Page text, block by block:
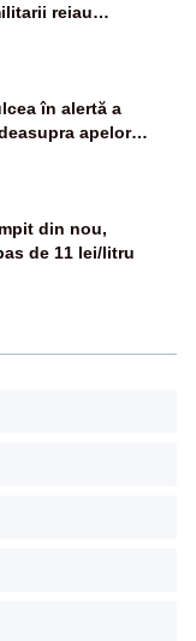
reiau
în alertă a
apelor
două F-16
din nou,
de 11 lei/litru